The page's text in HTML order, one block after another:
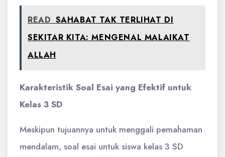
READ SAHABAT TAK TERLIHAT DI
SEKITAR KITA: MENGENAL MALAIKAT
ALLAH
Karakteristik Soal Esai yang Efektif untuk
Kelas 3 SD
Meskipun tujuannya untuk menggali pemahaman
mendalam, soal esai untuk siswa kelas 3 SD